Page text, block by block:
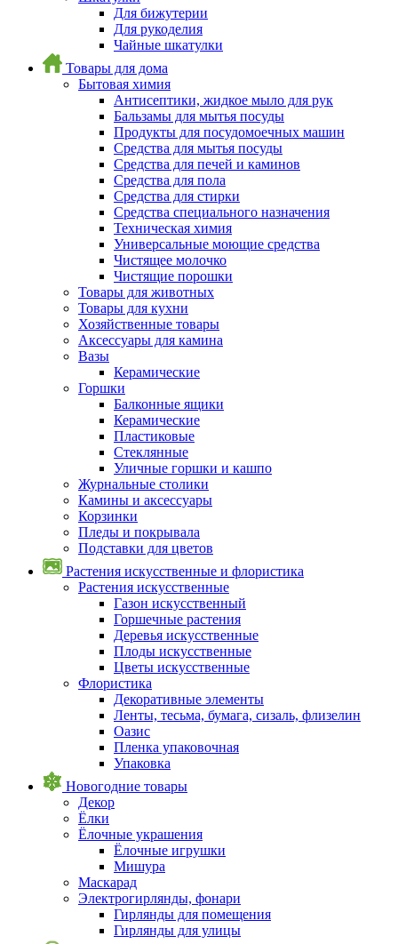
Для бижутерии
Для рукоделия
Чайные шкатулки
Товары для дома
Бытовая химия
Антисептики, жидкое мыло для рук
Бальзамы для мытья посуды
Продукты для посудомоечных машин
Средства для мытья посуды
Средства для печей и каминов
Средства для пола
Средства для стирки
Средства специального назначения
Техническая химия
Универсальные моющие средства
Чистящее молочко
Чистящие порошки
Товары для животных
Товары для кухни
Хозяйственные товары
Аксессуары для камина
Вазы
Керамические
Горшки
Балконные ящики
Керамические
Пластиковые
Стеклянные
Уличные горшки и кашпо
Журнальные столики
Камины и аксессуары
Корзинки
Пледы и покрывала
Подставки для цветов
Растения искусственные и флористика
Растения искусственные
Газон искусственный
Горшечные растения
Деревья искусственные
Плоды искусственные
Цветы искусственные
Флористика
Декоративные элементы
Ленты, тесьма, бумага, сизаль, флизелин
Оазис
Пленка упаковочная
Упаковка
Новогодние товары
Декор
Ёлки
Ёлочные украшения
Ёлочные игрушки
Мишура
Маскарад
Электрогирлянды, фонари
Гирлянды для помещения
Гирлянды для улицы